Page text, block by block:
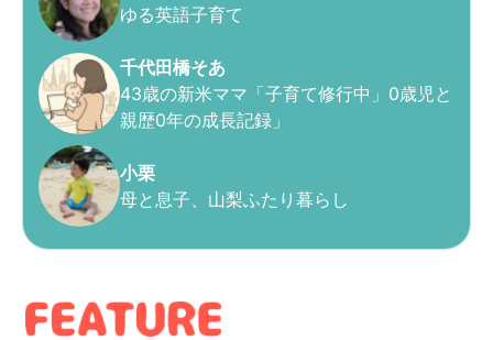
ゆる英語子育て
千代田橋そあ
43歳の新米ママ「子育て修行中」0歳児と
親歴0年の成長記録」
小栗
母と息子、山梨ふたり暮らし